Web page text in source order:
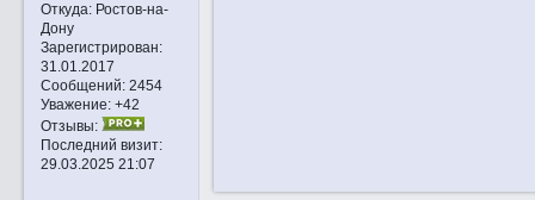
Откуда:Ростов-на-
Дону
Зарегистрирован:
31.01.2017
Сообщений:2454
Уважение: +42
Отзывы:
Последний визит:
29.03.2025 21:07